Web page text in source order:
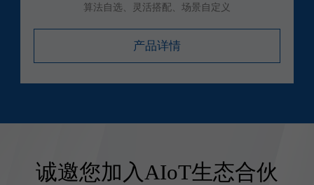
算法自选、灵活搭配、场景自定义
产品详情
诚邀您加入AIoT生态合伙